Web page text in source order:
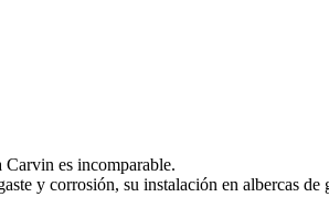
es incomparable.
y corrosión, su instalación en albercas